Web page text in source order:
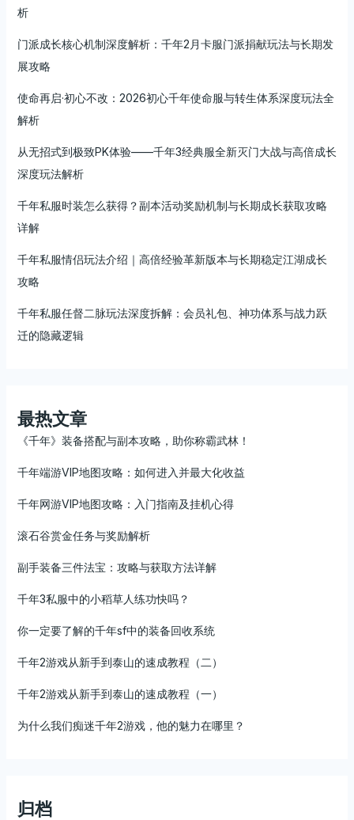
析
门派成长核心机制深度解析：千年2月卡服门派捐献玩法与长期发
展攻略
使命再启·初心不改：2026初心千年使命服与转生体系深度玩法全
解析
从无招式到极致PK体验——千年3经典服全新灭门大战与高倍成长
深度玩法解析
千年私服时装怎么获得？副本活动奖励机制与长期成长获取攻略
详解
千年私服情侣玩法介绍｜高倍经验革新版本与长期稳定江湖成长
攻略
千年私服任督二脉玩法深度拆解：会员礼包、神功体系与战力跃
迁的隐藏逻辑
最热文章
《千年》装备搭配与副本攻略，助你称霸武林！
千年端游VIP地图攻略：如何进入并最大化收益
千年网游VIP地图攻略：入门指南及挂机心得
滚石谷赏金任务与奖励解析
副手装备三件法宝：攻略与获取方法详解
千年3私服中的小稻草人练功快吗？
你一定要了解的千年sf中的装备回收系统
千年2游戏从新手到泰山的速成教程（二）
千年2游戏从新手到泰山的速成教程（一）
为什么我们痴迷千年2游戏，他的魅力在哪里？
归档